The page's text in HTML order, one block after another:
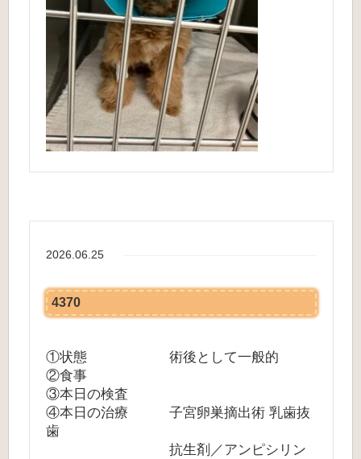
2026.06.25
4370
①状態 術後として一般的
②食事
③本日の検査
④本日の治療 子宮卵巣摘出術 乳歯抜
歯
抗生剤／アンピシリン